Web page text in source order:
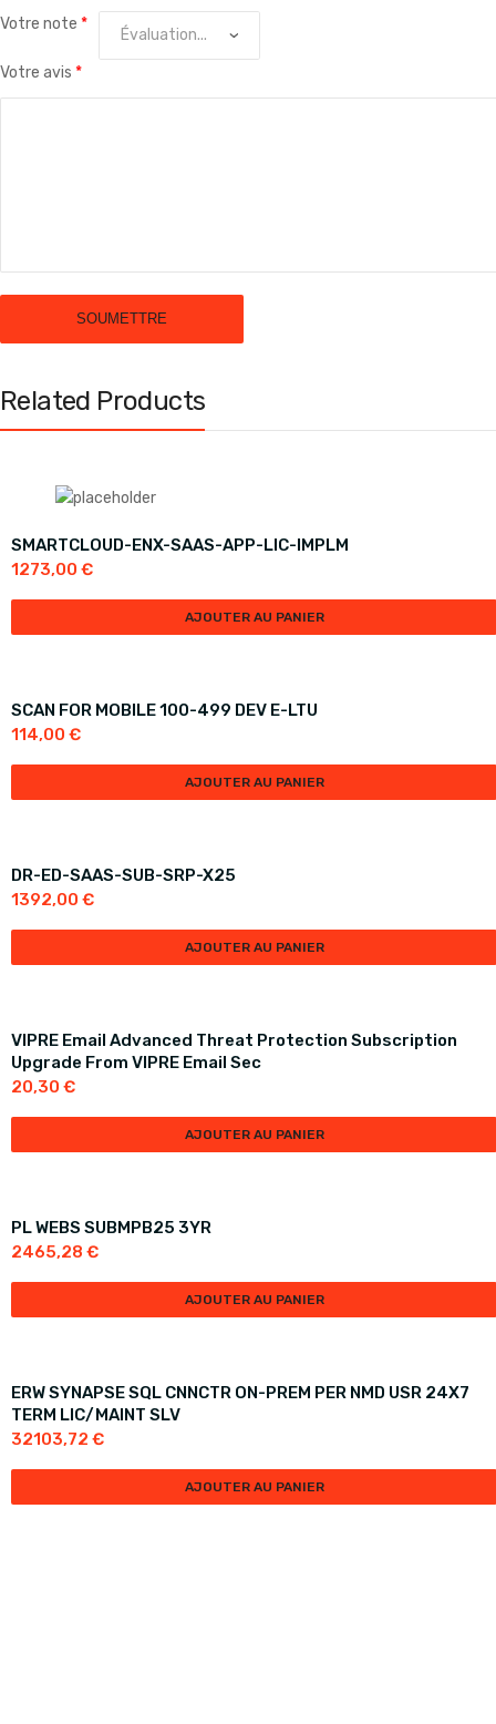
Votre note *
Votre avis *
Related Products
SMARTCLOUD-ENX-SAAS-APP-LIC-IMPLM
1273,00 €
AJOUTER AU PANIER
SCAN FOR MOBILE 100-499 DEV E-LTU
114,00 €
AJOUTER AU PANIER
DR-ED-SAAS-SUB-SRP-X25
1392,00 €
AJOUTER AU PANIER
VIPRE Email Advanced Threat Protection Subscription
Upgrade From VIPRE Email Sec
20,30 €
AJOUTER AU PANIER
PL WEBS SUBMPB25 3YR
2465,28 €
AJOUTER AU PANIER
ERW SYNAPSE SQL CNNCTR ON-PREM PER NMD USR 24X7
TERM LIC/MAINT SLV
32103,72 €
AJOUTER AU PANIER